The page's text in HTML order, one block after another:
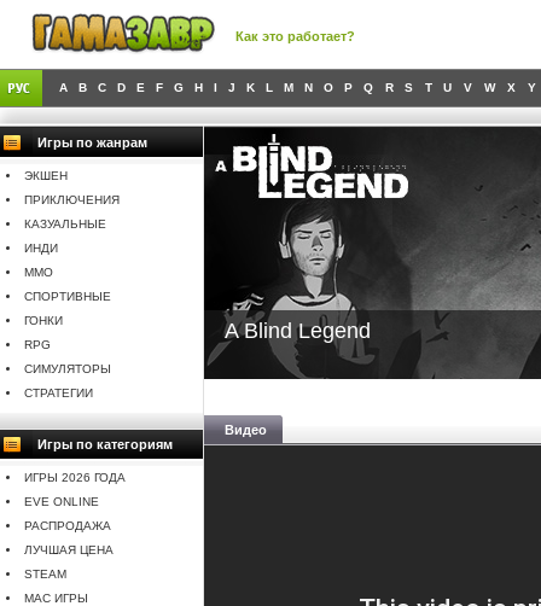
Как это работает?
A B C D E F G H I J K L M N O P Q R S T U V W X Y
Игры по жанрам
ЭКШЕН
ПРИКЛЮЧЕНИЯ
КАЗУАЛЬНЫЕ
ИНДИ
MMO
СПОРТИВНЫЕ
ГОНКИ
RPG
СИМУЛЯТОРЫ
СТРАТЕГИИ
Игры по категориям
ИГРЫ 2026 ГОДА
EVE ONLINE
РАСПРОДАЖА
ЛУЧШАЯ ЦЕНА
STEAM
MAC ИГРЫ
A Blind Legend
Видео